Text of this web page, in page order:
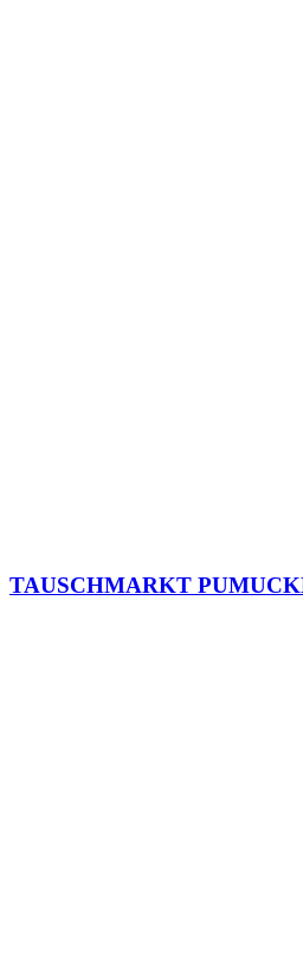
TAUSCHMARKT